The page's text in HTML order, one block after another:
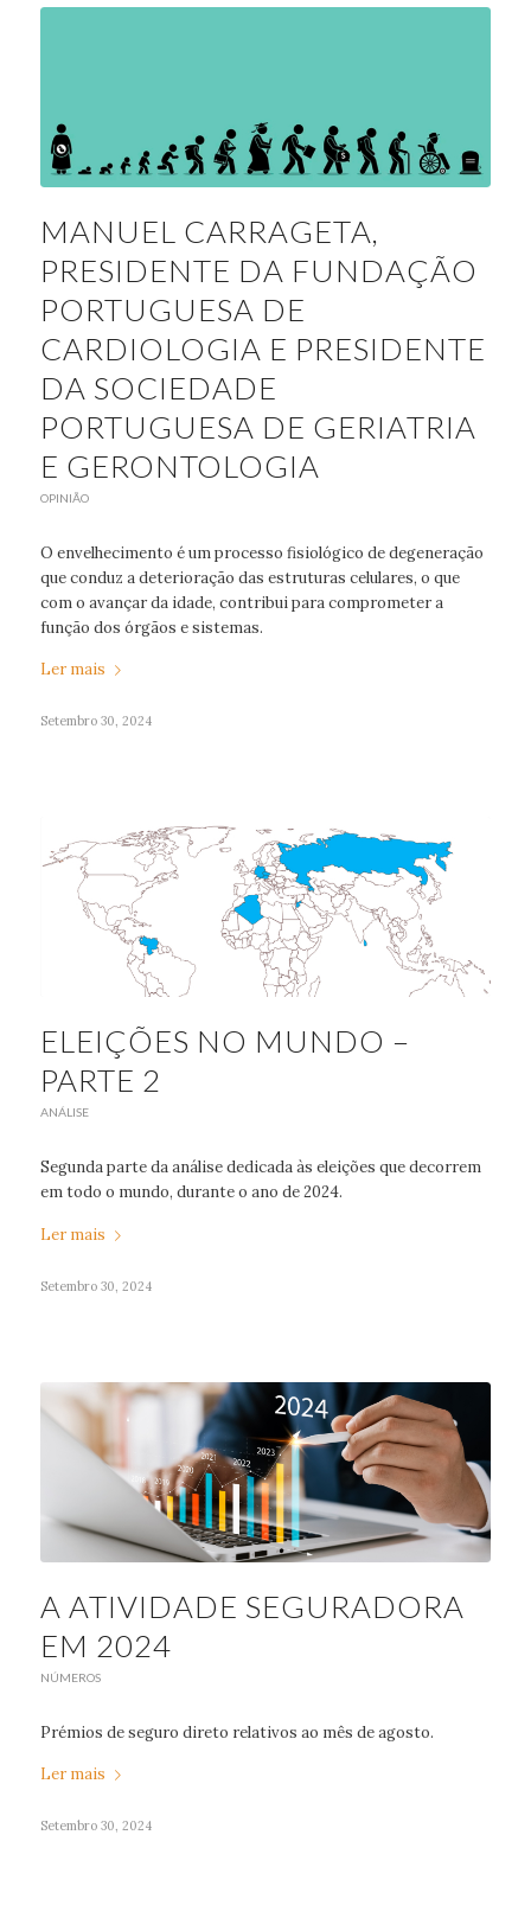
MANUEL CARRAGETA,
PRESIDENTE DA FUNDAÇÃO
PORTUGUESA DE
CARDIOLOGIA E PRESIDENTE
DA SOCIEDADE
PORTUGUESA DE GERIATRIA
E GERONTOLOGIA
OPINIÃO
O envelhecimento é um processo fisiológico de degeneração
que conduz a deterioração das estruturas celulares, o que
com o avançar da idade, contribui para comprometer a
função dos órgãos e sistemas.
Ler mais
Setembro 30, 2024
ELEIÇÕES NO MUNDO –
PARTE 2
ANÁLISE
Segunda parte da análise dedicada às eleições que decorrem
em todo o mundo, durante o ano de 2024.
Ler mais
Setembro 30, 2024
A ATIVIDADE SEGURADORA
EM 2024
NÚMEROS
Prémios de seguro direto relativos ao mês de agosto.
Ler mais
Setembro 30, 2024